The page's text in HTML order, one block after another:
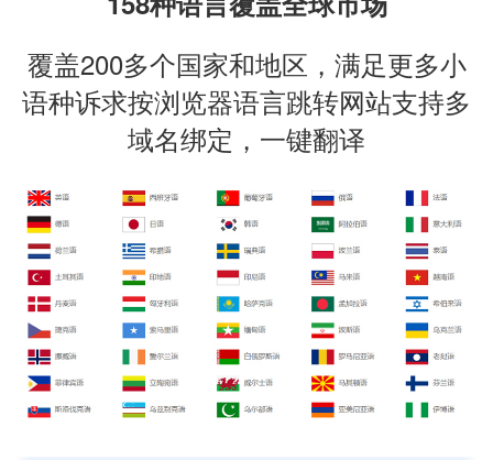
覆盖200多个国家和地区，满足更多小
语种诉求按浏览器语言跳转网站支持多
域名绑定，一键翻译